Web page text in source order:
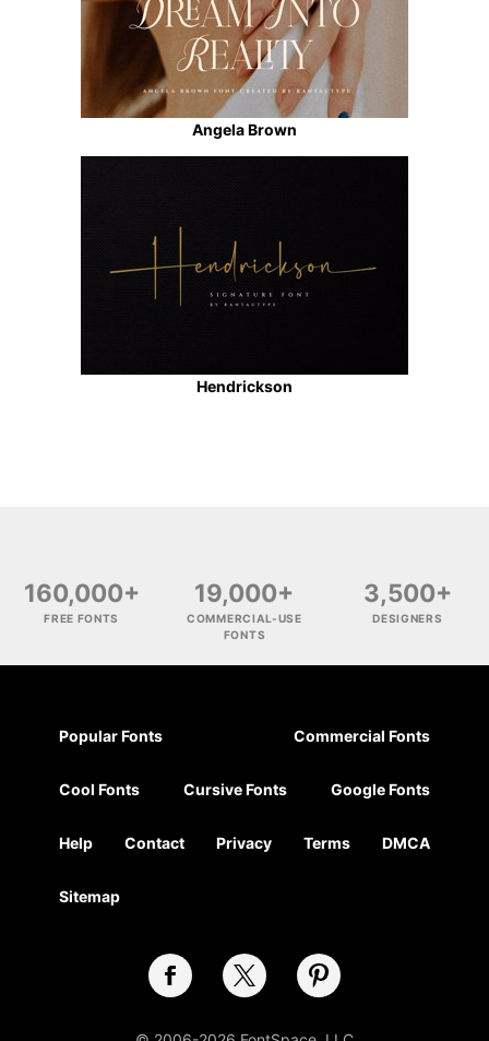
Angela Brown
Hendrickson
160,000+
FREE FONTS
19,000+
COMMERCIAL-USE
FONTS
3,500+
DESIGNERS
Popular Fonts Commercial Fonts
Cool Fonts Cursive Fonts Google Fonts
Help Contact Privacy Terms DMCA
Sitemap